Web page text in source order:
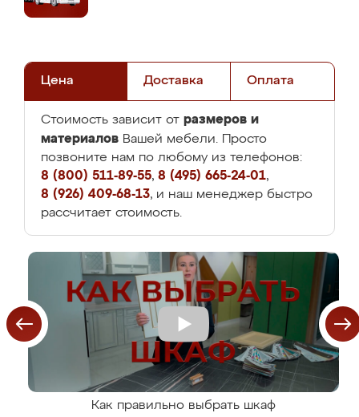
Цена Доставка Оплата
Стоимость зависит от размеров и
материалов Вашей мебели. Просто
позвоните нам по любому из телефонов:
8 (800) 511-89-55, 8 (495) 665-24-01,
8 (926) 409-68-13, и наш менеджер быстро
рассчитает стоимость.
Как правильно выбрать шкаф